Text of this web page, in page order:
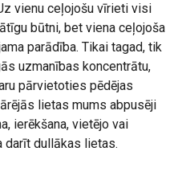
vienu ceļojošu vīrieti visi
būtni, bet viena ceļojoša
parādība. Tikai tagad, tik
uzmanības koncentrātu,
pārvietoties pēdējas
lietas mums abpusēji
ierēkšana, vietējo vai
darīt dullākas lietas.